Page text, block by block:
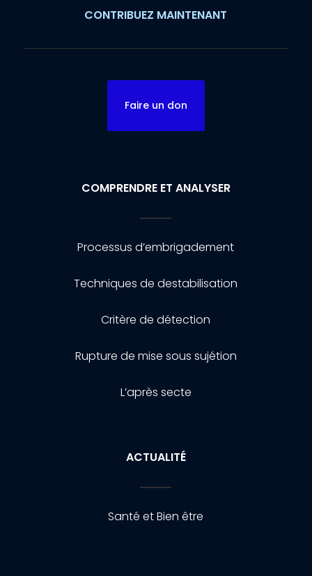
CONTRIBUEZ MAINTENANT
Faire un don
COMPRENDRE ET ANALYSER
Processus d’embrigadement
Techniques de destabilisation
Critère de détection
Rupture de mise sous sujétion
L’après secte
ACTUALITÉ
Santé et Bien être